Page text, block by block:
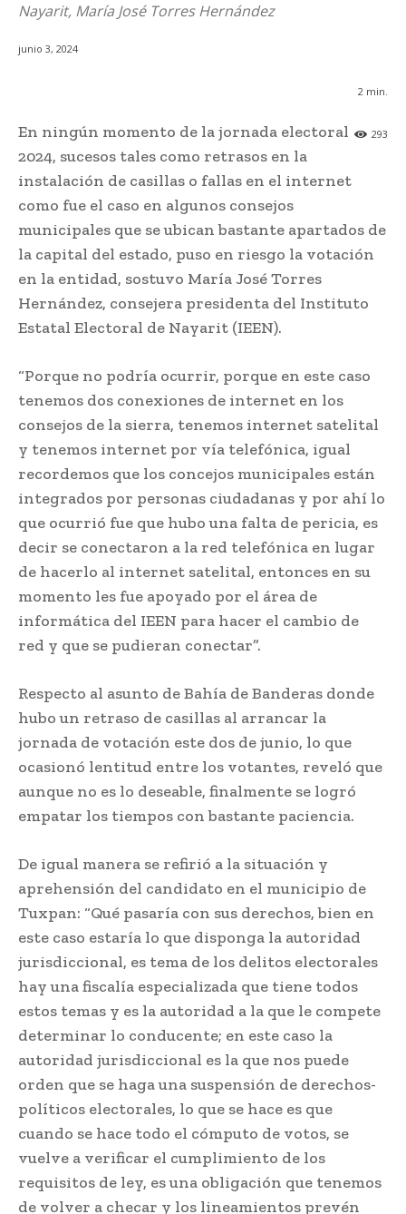
Nayarit, María José Torres Hernández
junio 3, 2024
2 min.
293
En ningún momento de la jornada electoral
2024, sucesos tales como retrasos en la
instalación de casillas o fallas en el internet
como fue el caso en algunos consejos
municipales que se ubican bastante apartados de
la capital del estado, puso en riesgo la votación
en la entidad, sostuvo María José Torres
Hernández, consejera presidenta del Instituto
Estatal Electoral de Nayarit (IEEN).
“Porque no podría ocurrir, porque en este caso
tenemos dos conexiones de internet en los
consejos de la sierra, tenemos internet satelital
y tenemos internet por vía telefónica, igual
recordemos que los concejos municipales están
integrados por personas ciudadanas y por ahí lo
que ocurrió fue que hubo una falta de pericia, es
decir se conectaron a la red telefónica en lugar
de hacerlo al internet satelital, entonces en su
momento les fue apoyado por el área de
informática del IEEN para hacer el cambio de
red y que se pudieran conectar”.
Respecto al asunto de Bahía de Banderas donde
hubo un retraso de casillas al arrancar la
jornada de votación este dos de junio, lo que
ocasionó lentitud entre los votantes, reveló que
aunque no es lo deseable, finalmente se logró
empatar los tiempos con bastante paciencia.
De igual manera se refirió a la situación y
aprehensión del candidato en el municipio de
Tuxpan: “Qué pasaría con sus derechos, bien en
este caso estaría lo que disponga la autoridad
jurisdiccional, es tema de los delitos electorales
hay una fiscalía especializada que tiene todos
estos temas y es la autoridad a la que le compete
determinar lo conducente; en este caso la
autoridad jurisdiccional es la que nos puede
orden que se haga una suspensión de derechos-
políticos electorales, lo que se hace es que
cuando se hace todo el cómputo de votos, se
vuelve a verificar el cumplimiento de los
requisitos de ley, es una obligación que tenemos
de volver a checar y los lineamientos prevén